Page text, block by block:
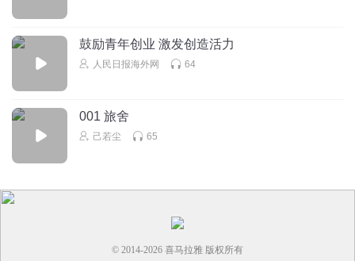
鼓励青年创业 激发创造活力
人民日报海外网 64
001 旅舍
己若尘 65
© 2014-2026 喜马拉雅 版权所有